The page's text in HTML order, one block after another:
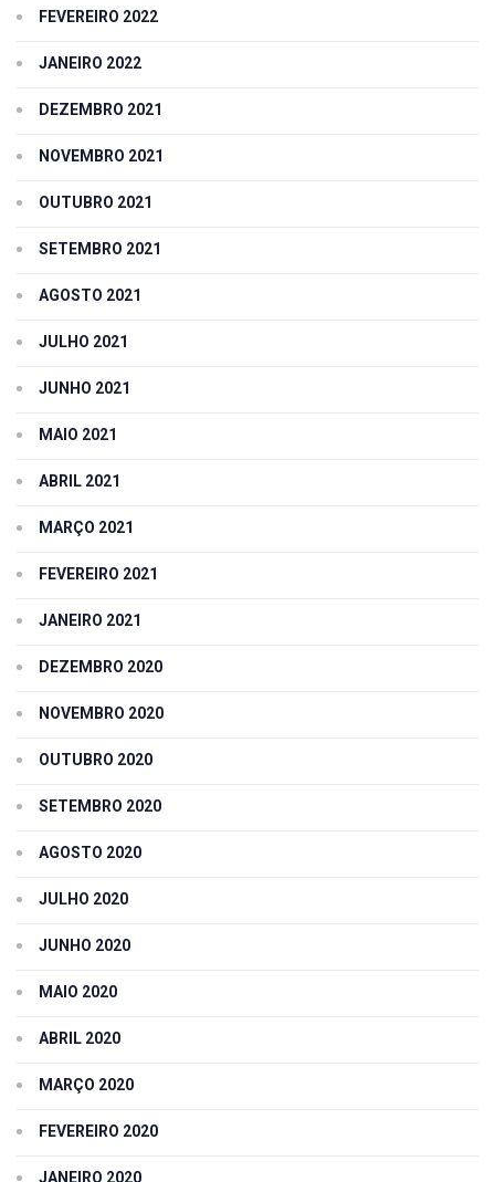
FEVEREIRO 2022
JANEIRO 2022
DEZEMBRO 2021
NOVEMBRO 2021
OUTUBRO 2021
SETEMBRO 2021
AGOSTO 2021
JULHO 2021
JUNHO 2021
MAIO 2021
ABRIL 2021
MARÇO 2021
FEVEREIRO 2021
JANEIRO 2021
DEZEMBRO 2020
NOVEMBRO 2020
OUTUBRO 2020
SETEMBRO 2020
AGOSTO 2020
JULHO 2020
JUNHO 2020
MAIO 2020
ABRIL 2020
MARÇO 2020
FEVEREIRO 2020
JANEIRO 2020